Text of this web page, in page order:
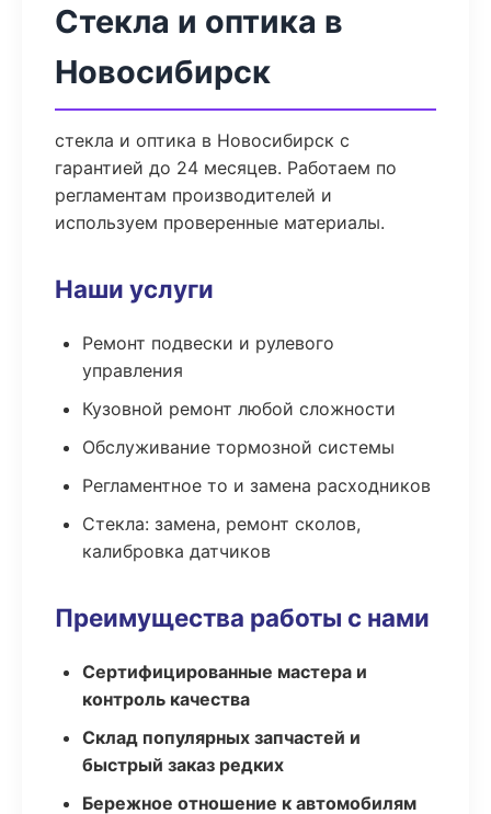
Стекла и оптика в
Новосибирск
стекла и оптика в Новосибирск с
гарантией до 24 месяцев. Работаем по
регламентам производителей и
используем проверенные материалы.
Наши услуги
Ремонт подвески и рулевого
управления
Кузовной ремонт любой сложности
Обслуживание тормозной системы
Регламентное то и замена расходников
Стекла: замена, ремонт сколов,
калибровка датчиков
Преимущества работы с нами
Сертифицированные мастера и
контроль качества
Склад популярных запчастей и
быстрый заказ редких
Бережное отношение к автомобилям